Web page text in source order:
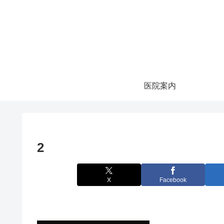
医院案内
2
X Facebook